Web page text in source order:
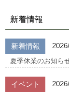
新着情報
新着情報
夏季休業のお知ら
イベント